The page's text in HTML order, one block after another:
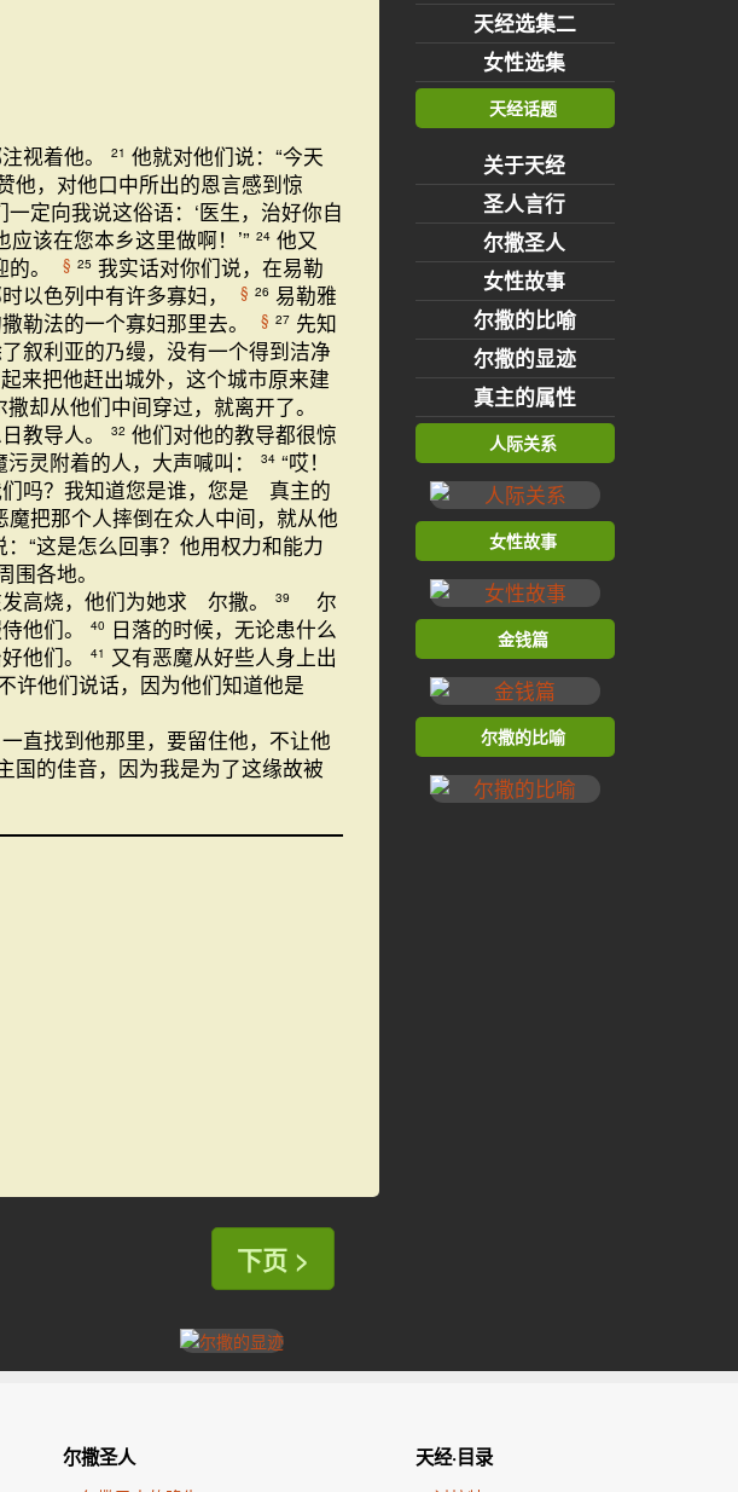
视着他。 21 他就对他们说：“今天
他，对他口中所出的恩言感到惊
一定向我说这俗语：‘医生，治好你自
该在您本乡这里做啊！’” 24 他又
。
§ 25 我实话对你们说，在易勒
以色列中有许多寡妇，
§ 26 易勒雅
勒法的一个寡妇那里去。
§ 27 先知
叙利亚的乃缦，没有一个得到洁净
起来把他赶出城外，这个城市原来建
却从他们中间穿过，就离开了。
教导人。 32 他们对他的教导都很惊
灵附着的人，大声喊叫： 34 “哎！
吗？我知道您是谁，您是 真主的
把那个人摔倒在众人中间，就从他
“这是怎么回事？他用权力和能力
各地。
高烧，他们为她求 尔撒。 39
尔
他们。
40 日落的时候，无论患什么
他们。
41 又有恶魔从好些人身上出
许他们说话，因为他们知道他是
直找到他那里，要留住他，不让他
的佳音，因为我是为了这缘故被
下页 >
天经选集二
女性选集
天经话题
关于天经
圣人言行
尔撒圣人
女性故事
尔撒的比喻
尔撒的显迹
真主的属性
人际关系
女性故事
金钱篇
尔撒的比喻
尔撒圣人 天经·目录